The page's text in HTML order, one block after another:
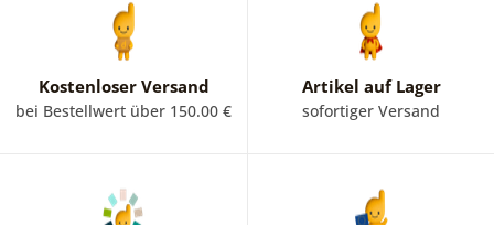
Kostenloser Versand
bei Bestellwert über 150.00 €
Artikel auf Lager
sofortiger Versand